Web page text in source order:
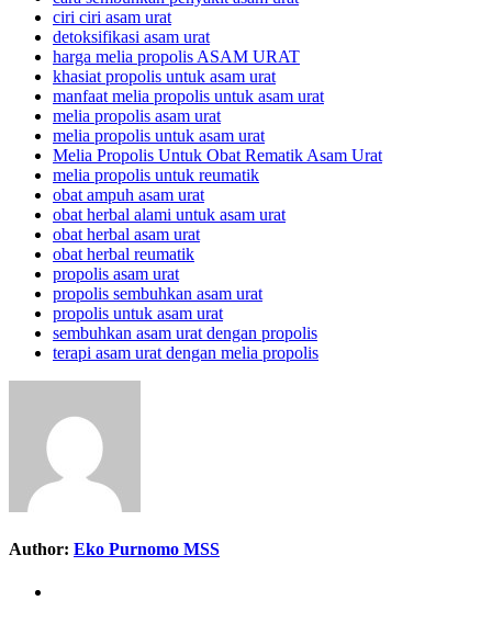
ciri ciri asam urat
detoksifikasi asam urat
harga melia propolis ASAM URAT
khasiat propolis untuk asam urat
manfaat melia propolis untuk asam urat
melia propolis asam urat
melia propolis untuk asam urat
Melia Propolis Untuk Obat Rematik Asam Urat
melia propolis untuk reumatik
obat ampuh asam urat
obat herbal alami untuk asam urat
obat herbal asam urat
obat herbal reumatik
propolis asam urat
propolis sembuhkan asam urat
propolis untuk asam urat
sembuhkan asam urat dengan propolis
terapi asam urat dengan melia propolis
Author: Eko Purnomo MSS